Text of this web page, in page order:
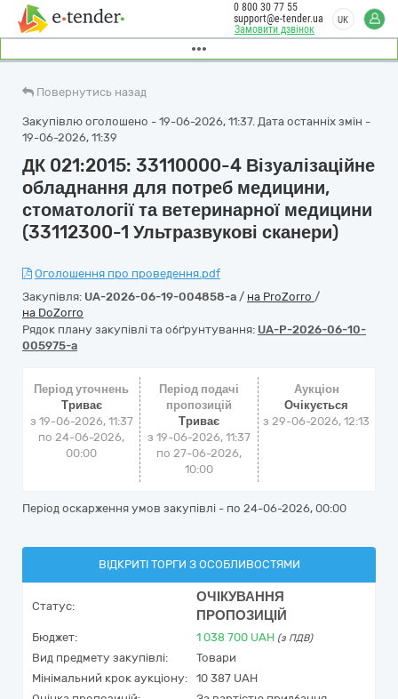
Замовити дзвінок
0 800 30 77 55
support@e-tender.ua
UK
Повернутись назад
Закупівлю оголошено - 19-06-2026, 11:37. Дата останніх змін -
19-06-2026, 11:39
ДК 021:2015: 33110000-4 Візуалізаційне
обладнання для потреб медицини,
стоматології та ветеринарної медицини
(33112300-1 Ультразвукові сканери)
Оголошення про проведення.pdf
Закупівля: UA-2026-06-19-004858-a / на ProZorro /
на DoZorro
Рядок плану закупівлі та обґрунтування: UA-P-2026-06-10-
005975-a
Період уточнень
Триває
з 19-06-2026, 11:37
по 24-06-2026,
00:00
Період подачі
пропозицій
Триває
з 19-06-2026, 11:37
по 27-06-2026,
10:00
Аукціон
Очікується
з29-06-2026, 12:13
Період оскарження умов закупівлі - по 24-06-2026, 00:00
ВІДКРИТІ ТОРГИ З ОСОБЛИВОСТЯМИ
Статус:
ОЧІКУВАННЯ
ПРОПОЗИЦІЙ
Бюджет: 1 038 700 UAH (з ПДВ)
Вид предмету закупівлі:
Товари
Мінімальний крок аукціону:
10 387 UAH